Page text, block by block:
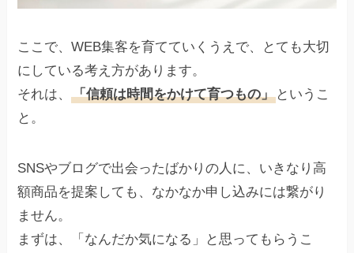
ここで、WEB集客を育てていくうえで、とても大切
にしている考え方があります。
それは、「信頼は時間をかけて育つもの」 というこ
と。
SNSやブログで出会ったばかりの人に、いきなり高
額商品を提案しても、なかなか申し込みには繋がり
ません。
まずは、「なんだか気になる」と思ってもらうこ